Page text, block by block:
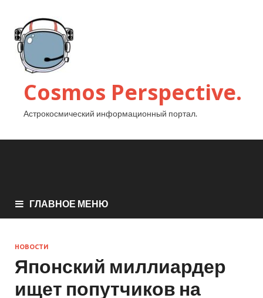
Cosmos Perspective.
Астрокосмический информационный портал.
ГЛАВНОЕ МЕНЮ
НОВОСТИ
Японский миллиардер
ищет попутчиков на